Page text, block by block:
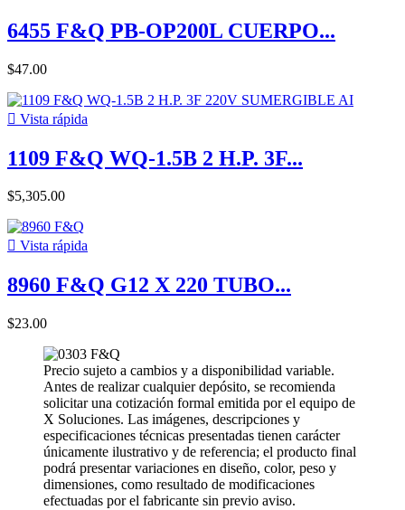
6455 F&Q PB-OP200L CUERPO...
$47.00
 Vista rápida
1109 F&Q WQ-1.5B 2 H.P. 3F...
$5,305.00
 Vista rápida
8960 F&Q G12 X 220 TUBO...
$23.00
Precio sujeto a cambios y a disponibilidad variable.
Antes de realizar cualquier depósito, se recomienda
solicitar una cotización formal emitida por el equipo de
X Soluciones. Las imágenes, descripciones y
especificaciones técnicas presentadas tienen carácter
únicamente ilustrativo y de referencia; el producto final
podrá presentar variaciones en diseño, color, peso y
dimensiones, como resultado de modificaciones
efectuadas por el fabricante sin previo aviso.